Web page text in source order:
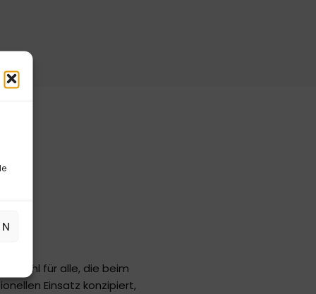
Wahl für alle, die beim
Einsatz konzipiert,